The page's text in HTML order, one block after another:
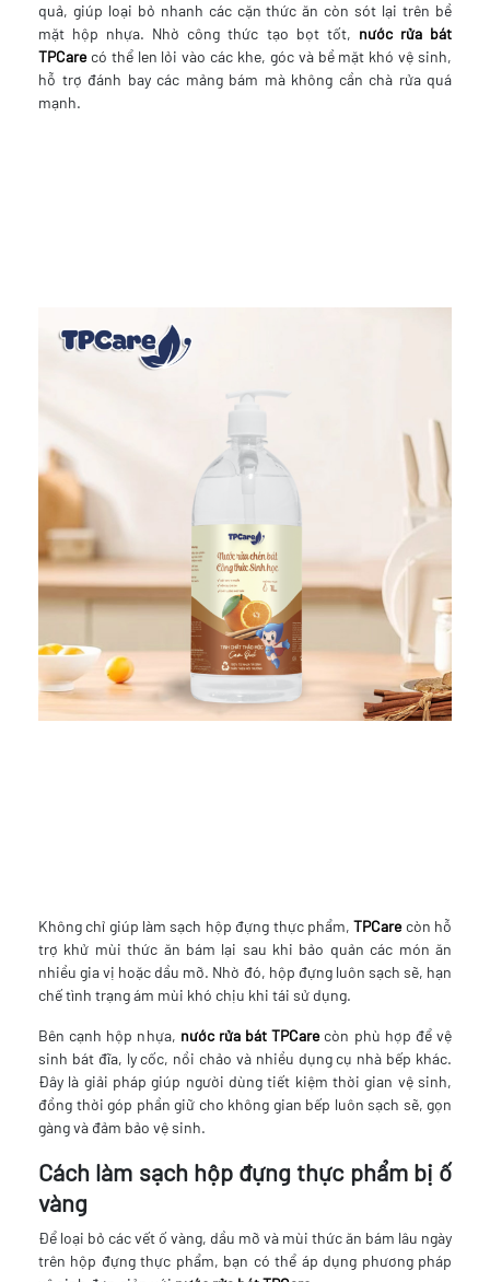
quả, giúp loại bỏ nhanh các cặn thức ăn còn sót lại trên bề
mặt hộp nhựa. Nhờ công thức tạo bọt tốt, nước rửa bát
TPCarecó thể len lỏi vào các khe, góc và bề mặt khó vệ sinh,
hỗ trợ đánh bay các mảng bám mà không cần chà rửa quá
mạnh.
Không chỉ giúp làm sạch hộp đựng thực phẩm,TPCarecòn hỗ
trợ khử mùi thức ăn bám lại sau khi bảo quản các món ăn
nhiều gia vị hoặc dầu mỡ. Nhờ đó, hộp đựng luôn sạch sẽ, hạn
chế tình trạng ám mùi khó chịu khi tái sử dụng.
Bên cạnh hộp nhựa, nước rửa bát TPCarecòn phù hợp để vệ
sinh bát đĩa, ly cốc, nồi chảo và nhiều dụng cụ nhà bếp khác.
Đây là giải pháp giúp người dùng tiết kiệm thời gian vệ sinh,
đồng thời góp phần giữ cho không gian bếp luôn sạch sẽ, gọn
gàng và đảm bảo vệ sinh.
Cách làm sạch hộp đựng thực phẩm bị ố
vàng
Để loại bỏ các vết ố vàng, dầu mỡ và mùi thức ăn bám lâu ngày
trên hộp đựng thực phẩm, bạn có thể áp dụng phương pháp